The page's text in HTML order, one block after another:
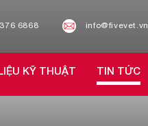
6868 info@fivevet.vn
KỸ THUẬT TIN TỨC